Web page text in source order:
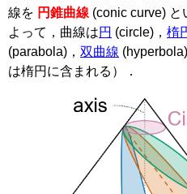
線を 円錐曲線 (conic curve) と
よって，曲線は円 (circle) ， 楕
(parabola) ， 双曲線 (hyperbola)
は楕円に含まれる）．